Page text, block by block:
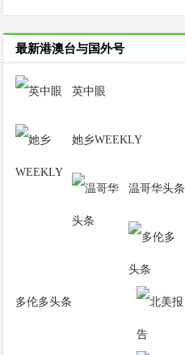
最新港澳台与国外号
英中眼
她乡WEEKLY
温哥华头条
多伦多头条